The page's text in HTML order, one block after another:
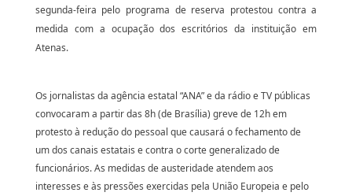
segunda-feira pelo programa de reserva protestou contra a
medida com a ocupação dos escritórios da instituição em
Atenas.
Os jornalistas da agência estatal “ANA” e da rádio e TV públicas
convocaram a partir das 8h (de Brasília) greve de 12h em
protesto à redução do pessoal que causará o fechamento de
um dos canais estatais e contra o corte generalizado de
funcionários. As medidas de austeridade atendem aos
interesses e às pressões exercidas pela União Europeia e pelo